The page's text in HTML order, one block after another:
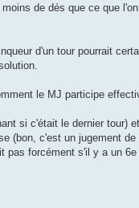
de dés que ce que
d'un tour pourrait
le MJ participe
si c'était le dernier tour)
(bon, c'est un jugement
pas forcément s'il y a un 6e